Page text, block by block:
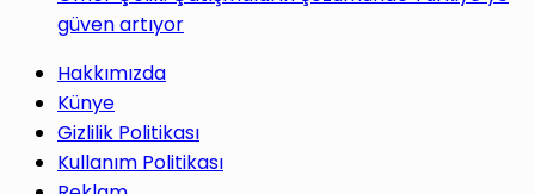
güven artıyor
Hakkımızda
Künye
Gizlilik Politikası
Kullanım Politikası